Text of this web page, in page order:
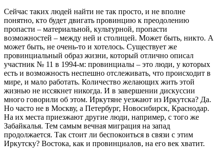
Сейчас таких людей найти не так просто, и не вполне
понятно, кто будет двигать провинцию к преодолению
пропасти – материальной, культурной, пропасти
возможностей – между ней и столицей. Может быть, никто. А
может быть, не очень-то и хотелось. Существует же
провинциальный образ жизни, который отлично описал
участник № 11 в 1994-м: провинциалы – это люди, у которых
есть и возможность неспешно отслеживать, что происходит в
мире, и мало работать. Количество желающих жить этой
жизнью не иссякнет никогда. И в завершении дискуссии
много говорили об этом. Иркутяне уезжают из Иркутска? Да.
Но часто не в Москву, а Петербург, Новосибирск, Краснодар.
На их места приезжают другие люди, например, с того же
Забайкалья. Тем самым вечная миграция на запад
продолжается. Так стоит ли беспокоиться в связи с этим
Иркутску? Востока, как и провинциалов, на его век хватит.